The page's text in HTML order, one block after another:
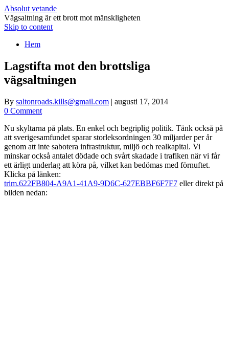
Absolut vetande
Vägsaltning är ett brott mot mänskligheten
Skip to content
Hem
Lagstifta mot den brottsliga
vägsaltningen
By saltonroads.kills@gmail.com | augusti 17, 2014
0 Comment
Nu skyltarna på plats. En enkel och begriplig politik. Tänk också på
att sverigesamfundet sparar storleksordningen 30 miljarder per år
genom att inte sabotera infrastruktur, miljö och realkapital. Vi
minskar också antalet dödade och svårt skadade i trafiken när vi får
ett ärligt underlag att köra på, vilket kan bedömas med förnuftet.
Klicka på länken:
trim.622FB804-A9A1-41A9-9D6C-627EBBF6F7F7 eller direkt på
bilden nedan: